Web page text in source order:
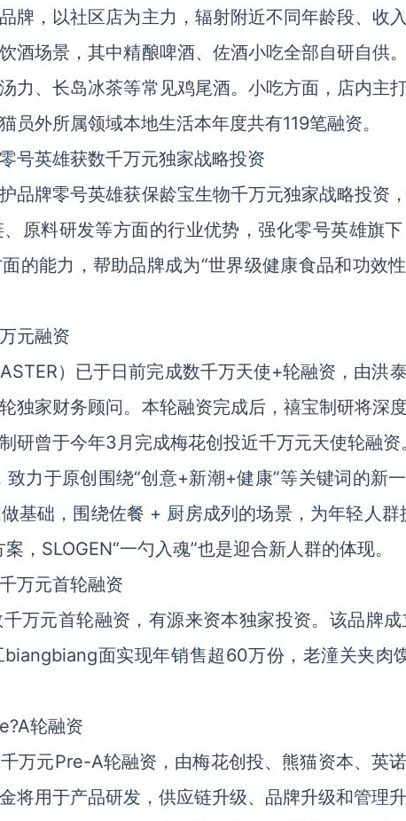
牌，以社区店为主力，辐射附近不同年龄段、收
酒场景，其中精酿啤酒、佐酒小吃全部自研自供
力、长岛冰茶等常见鸡尾酒。小吃方面，店内主
员外所属领域本地生活本年度共有119笔融资。
号英雄获数千万元独家战略投资
品牌零号英雄获保龄宝生物千万元独家战略投资
原料研发等方面的行业优势，强化零号英雄旗下
的能力，帮助品牌成为“世界级健康食品和功效
元融资
）已于日前完成数千万天使+轮融资，由洪
独家财务顾问。本轮融资完成后，禧宝制研将深
研曾于今年3月完成梅花创投近千万元天使轮融资
力于原创围绕“创意+新潮+健康”等关键词的新
基础，围绕佐餐 + 厨房成列的场景，为年轻人群
，SLOGEN“一勺入魂”也是迎合新人群的体现。
万元首轮融资
万元首轮融资，有源来资本独家投资。该品牌成
面实现年销售超60万份，老潼关夹肉
轮融资
万元Pre-A轮融资，由梅花创投、熊猫资本、英
将用于产品研发，供应链升级、品牌升级和管理升